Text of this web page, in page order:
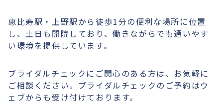
恵比寿駅・上野駅から徒歩1分の便利な場所に位置
し、土日も開院しており、働きながらでも通いやす
い環境を提供しています。
ブライダルチェックにご関心のある方は、お気軽に
ご相談ください。ブライダルチェックのご予約はウ
ェブからも受け付けております。